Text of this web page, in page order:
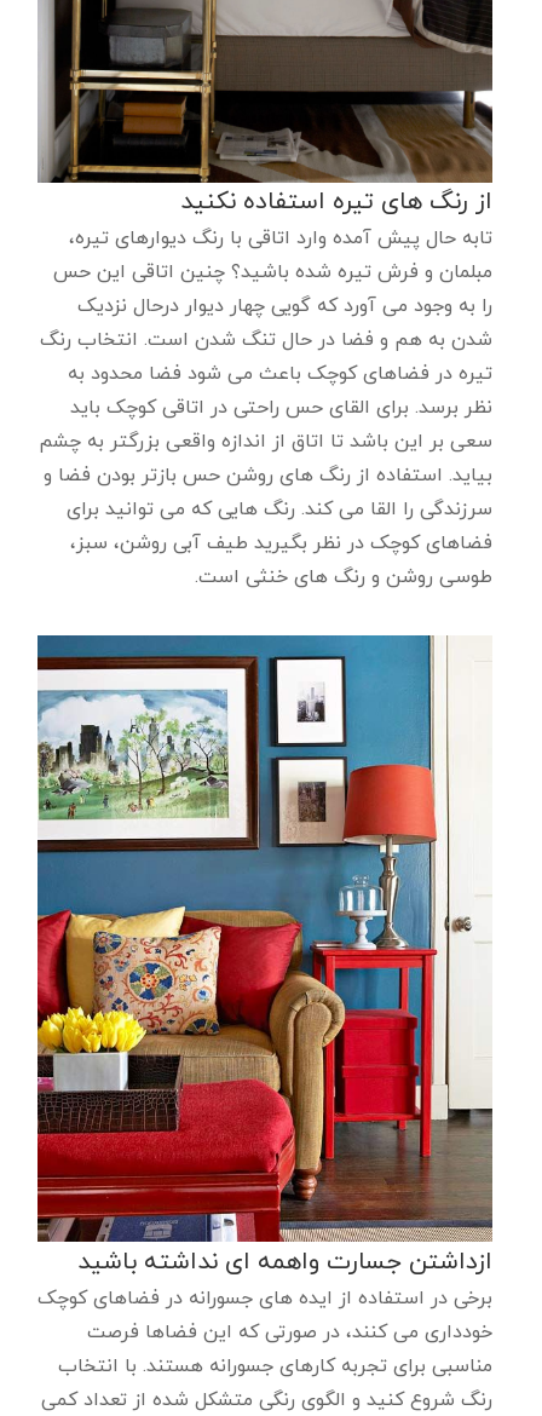
از رنگ های تیره استفاده نکنید
تابه حال پیش آمده وارد اتاقی با رنگ دیوارهای تیره،
مبلمان و فرش تیره شده باشید؟ چنین اتاقی این حس
را به وجود می آورد که گویی چهار دیوار درحال نزدیک
شدن به هم و فضا در حال تنگ شدن است. انتخاب رنگ
تیره در فضاهای کوچک باعث می شود فضا محدود به
نظر برسد. برای القای حس راحتی در اتاقی کوچک باید
سعی بر این باشد تا اتاق از اندازه واقعی بزرگتر به چشم
بیاید. استفاده از رنگ های روشن حس بازتر بودن فضا و
سرزندگی را القا می کند. رنگ هایی که می توانید برای
فضاهای کوچک در نظر بگیرید طیف آبی روشن، سبز،
طوسی روشن و رنگ های خنثی است.
ازداشتن جسارت واهمه ای نداشته باشید
برخی در استفاده از ایده های جسورانه در فضاهای کوچک
خودداری می کنند، در صورتی که این فضاها فرصت
مناسبی برای تجربه کارهای جسورانه هستند. با انتخاب
رنگ شروع کنید و الگوی رنگی متشکل شده از تعداد کمی